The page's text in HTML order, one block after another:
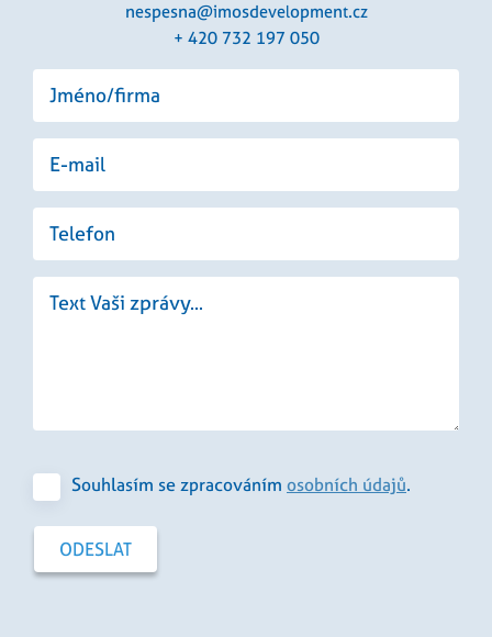
nespesna@imosdevelopment.cz
+ 420 732 197 050
Souhlasím se zpracováním osobních údajů.